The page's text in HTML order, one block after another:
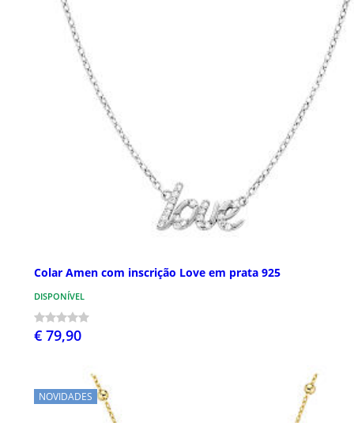
Colar Amen com inscrição Love em prata 925
DISPONÍVEL
€ 79,90
NOVIDADES